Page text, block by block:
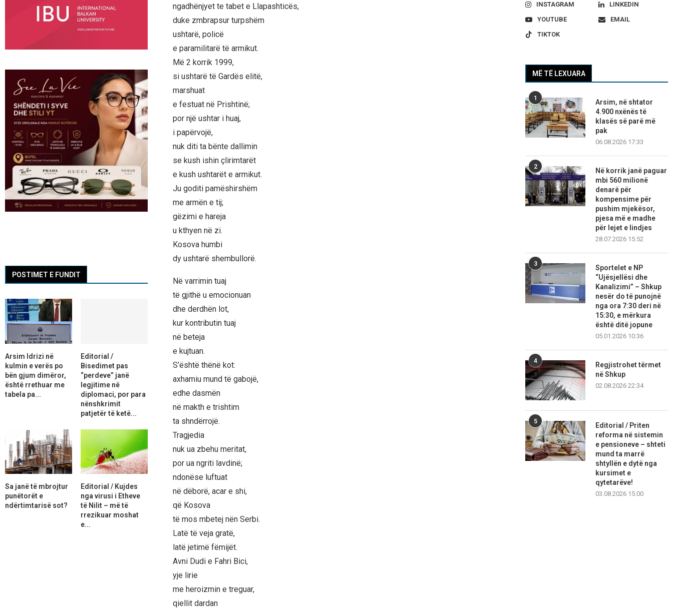
ngadhënjyet te tabet e Llapashticës,
duke zmbrapsur turpshëm
ushtarë, policë
e paramilitarë të armikut.
Më 2 korrik 1999,
si ushtarë të Gardës elitë,
marshuat
e festuat në Prishtinë;
por një ushtar i huaj,
i papërvojë,
nuk diti ta bënte dallimin
se kush ishin çlirimtarët
e kush ushtarët e armikut.
Ju goditi pamëshirshëm
me armën e tij;
gëzimi e hareja
u kthyen në zi.
Kosova humbi
dy ushtarë shembullorë.
Në varrimin tuaj
të gjithë u emocionuan
dhe derdhën lot,
kur kontributin tuaj
në beteja
e kujtuan.
S’është thënë kot:
axhamiu mund të gabojë,
edhe dasmën
në makth e trishtim
ta shndërrojë.
Tragjedia
nuk ua zbehu meritat,
por ua ngriti lavdinë;
ndonëse luftuat
në dëborë, acar e shi,
që Kosova
të mos mbetej nën Serbi.
Latë të veja gratë,
latë jetimë fëmijët.
Avni Dudi e Fahri Bici,
yje lirie
me heroizmin e treguar,
qiellit dardan
INSTAGRAM
LINKEDIN
YOUTUBE
EMAIL
TIKTOK
MË TË LEXUARA
1
Arsim, në shtator
4.900 nxënës të
klasës së parë më
pak
06.08.2026 17:33
2
Në korrik janë paguar
mbi 560 milionë
denarë për
kompensime për
pushim mjekësor,
pjesa më e madhe
për lejet e lindjes
28.07.2026 15:52
3
Sportelet e NP
“Ujësjellësi dhe
Kanalizimi” – Shkup
nesër do të punojnë
nga ora 7:30 deri në
15:30, e mërkura
është ditë jopune
05.01.2026 10:36
4
Regjistrohet tërmet
në Shkup
02.08.2026 22:34
5
Editorial / Priten
reforma në sistemin
e pensioneve – shteti
mund ta marrë
shtyllën e dytë nga
kursimet e
qytetarëve!
03.08.2026 15:00
POSTIMET E FUNDIT
Arsim Idrizi në
kulmin e verës po
bën gjum dimëror,
është rrethuar me
tabela pa...
Editorial /
Bisedimet pas
“perdeve” janë
legjitime në
diplomaci, por para
nënshkrimit
patjetër të ketë...
Sa janë të mbrojtur
punëtorët e
ndërtimtarisë sot?
Editorial / Kujdes
nga virusi i Etheve
të Nilit – më të
rrezikuar moshat
e...